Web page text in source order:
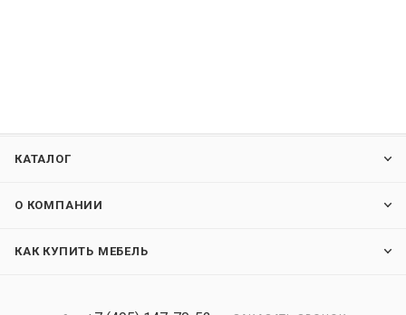
КАТАЛОГ
О КОМПАНИИ
КАК КУПИТЬ МЕБЕЛЬ